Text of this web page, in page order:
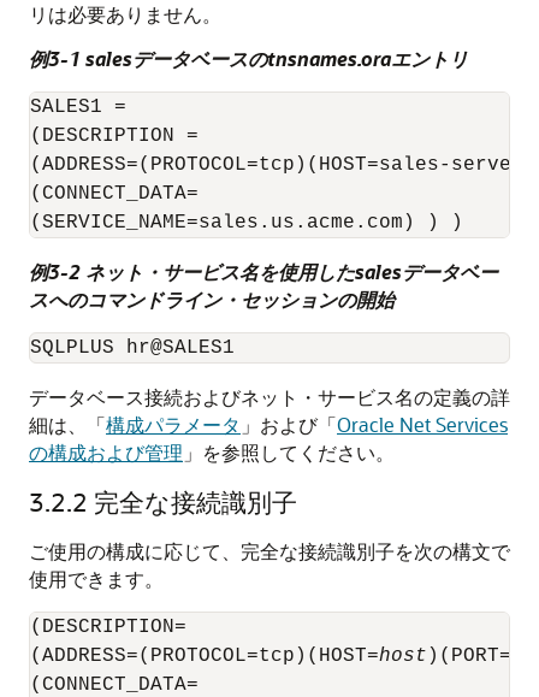
リは必要ありません。
例3-1 salesデータベースのtnsnames.oraエントリ
SALES1 =
(DESCRIPTION =
(ADDRESS=(PROTOCOL=tcp)(HOST=sales-
(CONNECT_DATA=
(SERVICE_NAME=sales.us.acme.com) ) )
例3-2 ネット・サービス名を使用したsalesデータベー
スへのコマンドライン・セッションの開始
SQLPLUS hr@SALES1
データベース接続およびネット・サービス名の定義の詳
細は、「構成パラメータ 」および「Oracle Net Services
の構成および管理 」を参照してください。
3.2.2 完全な接続識別子
ご使用の構成に応じて、完全な接続識別子を次の構文で
使用できます。
(DESCRIPTION=
(ADDRESS=(PROTOCOL=tcp)(HOST=host )(PORT=
(CONNECT_DATA=